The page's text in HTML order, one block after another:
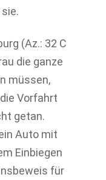
(Az.: 32 C
die ganze
müssen,
Vorfahrt
getan.
Auto mit
Einbiegen
für